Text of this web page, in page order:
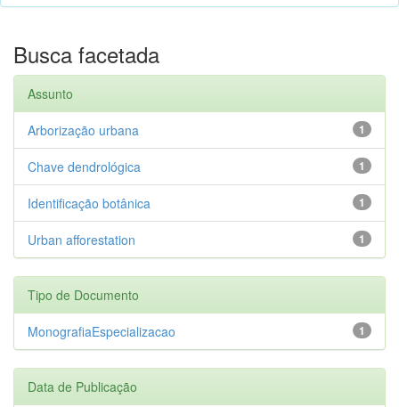
Busca facetada
Assunto
1
Arborização urbana
1
Chave dendrológica
1
Identificação botânica
1
Urban afforestation
Tipo de Documento
1
MonografiaEspecializacao
Data de Publicação